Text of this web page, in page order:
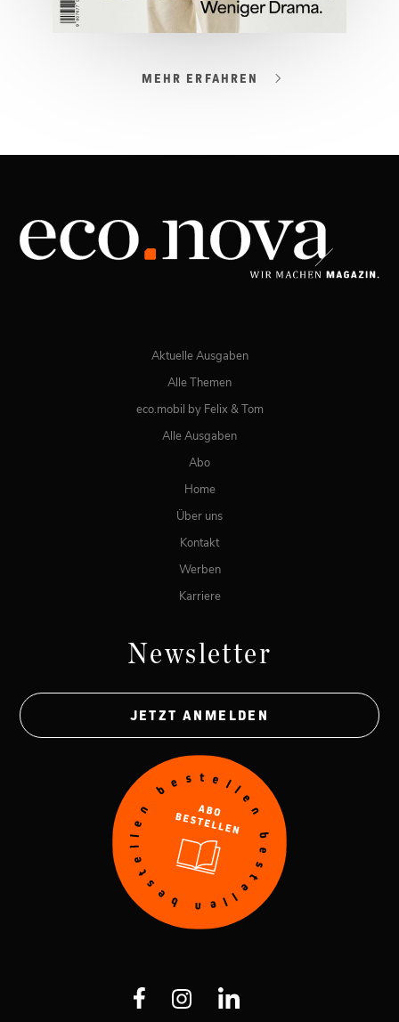
03/2026
JETZT BESTELLEN
MEHR ERFAHREN
Aktuelle Ausgaben
Alle Themen
eco.mobil by Felix & Tom
Alle Ausgaben
Abo
Home
Über uns
Kontakt
Werben
Karriere
Newsletter
JETZT ANMELDEN